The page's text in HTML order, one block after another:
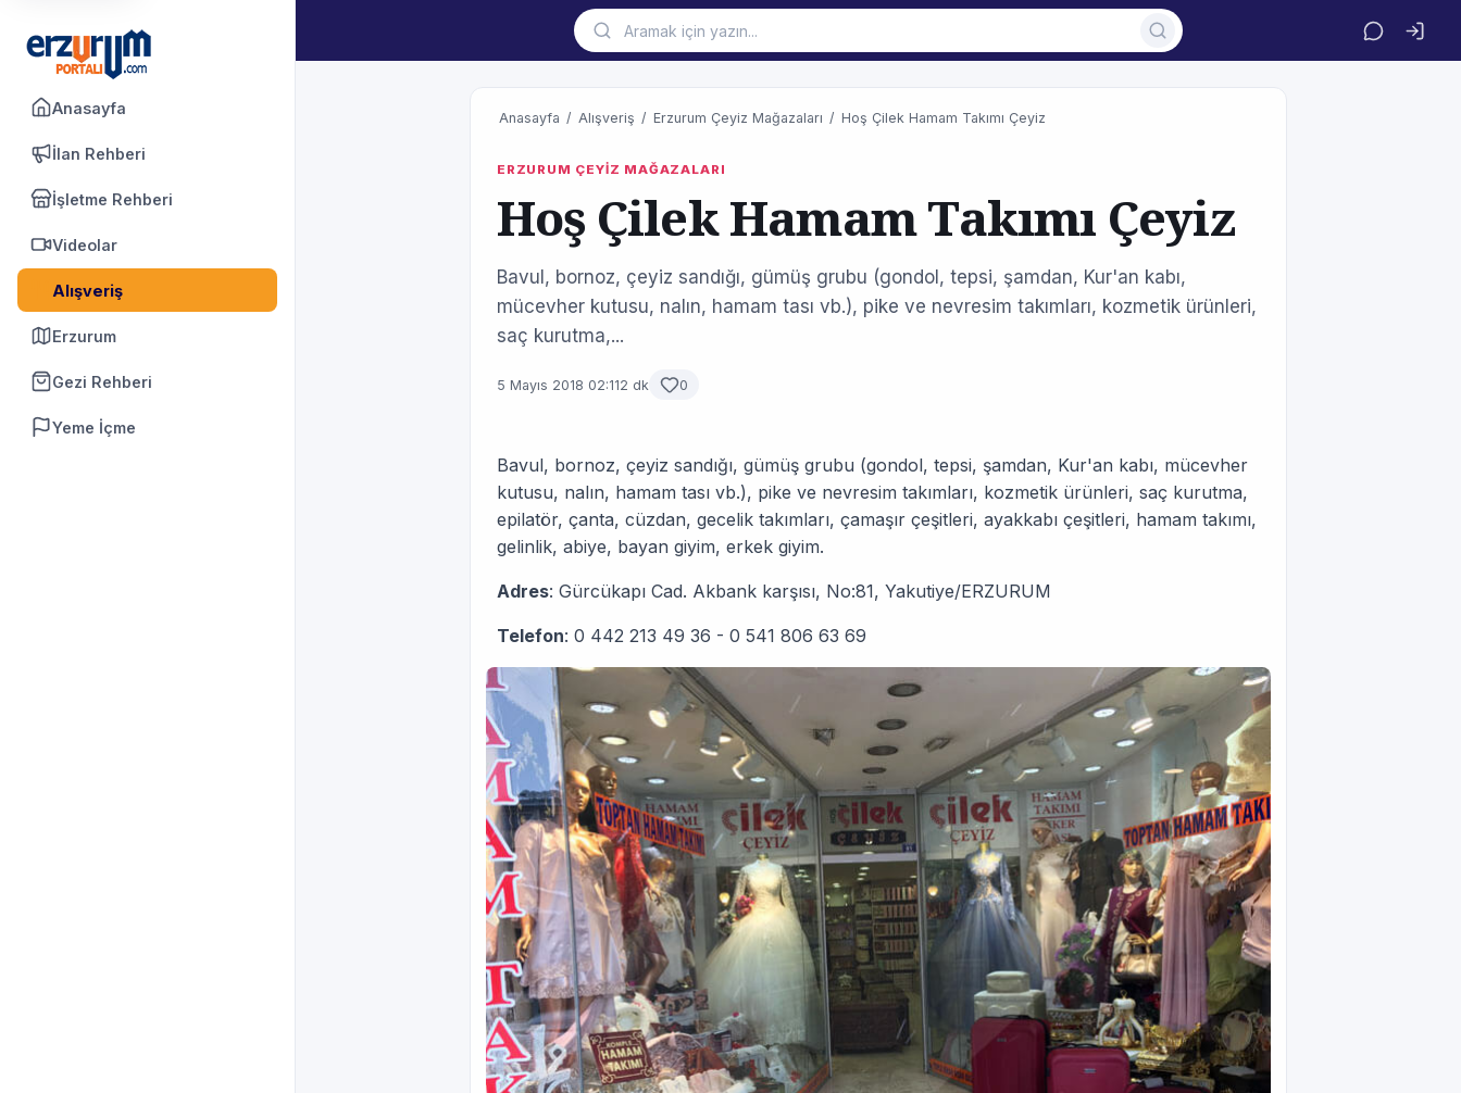
Anasayfa
İlan Rehberi
İşletme Rehberi
Videolar
Alışveriş
Erzurum
Gezi Rehberi
Yeme İçme
Anasayfa / Alışveriş / Erzurum Çeyiz Mağazaları / Hoş Çilek Hamam Takımı Çeyiz
ERZURUM ÇEYİZ MAĞAZALARI
Hoş Çilek Hamam Takımı Çeyiz
Bavul, bornoz, çeyiz sandığı, gümüş grubu (gondol, tepsi, şamdan, Kur'an kabı,
mücevher kutusu, nalın, hamam tası vb.), pike ve nevresim takımları, kozmetik ürünleri,
saç kurutma,...
5 Mayıs 2018 02:112 dk 0
Bavul, bornoz, çeyiz sandığı, gümüş grubu (gondol, tepsi, şamdan, Kur'an kabı, mücevher
kutusu, nalın, hamam tası vb.), pike ve nevresim takımları, kozmetik ürünleri, saç kurutma,
epilatör, çanta, cüzdan, gecelik takımları, çamaşır çeşitleri, ayakkabı çeşitleri, hamam takımı,
gelinlik, abiye, bayan giyim, erkek giyim.
Adres: Gürcükapı Cad. Akbank karşısı, No:81, Yakutiye/ERZURUM
Telefon: 0 442 213 49 36 - 0 541 806 63 69